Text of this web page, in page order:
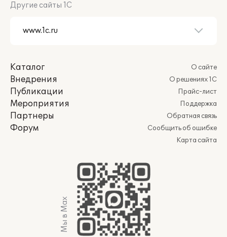
Другие сайты 1С
Каталог
Внедрения
Публикации
Мероприятия
Партнеры
Форум
О сайте
О решениях 1С
Прайс-лист
Поддержка
Обратная связь
Сообщить об ошибке
Карта сайта
Мы в Max